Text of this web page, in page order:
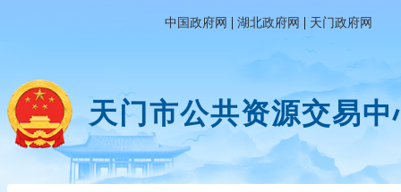
中国政府网 | 湖北政府网 | 天门政府网
天门市公共资源交易中